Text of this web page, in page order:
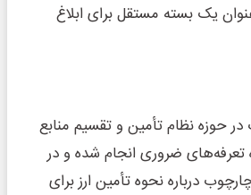
یک بسته مستقل برای ابلاغ
حوزه نظام تأمین و تقسیم منابع
ضروری انجام شده و در
درباره نحوه تأمین ارز برای